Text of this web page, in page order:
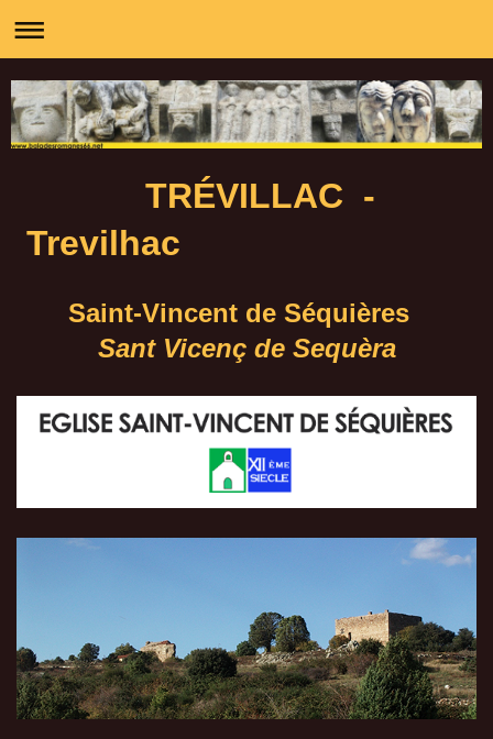
TRÉVILLAC -
Trevilhac
Saint-Vincent de Séquières
Sant Vicenç de Sequèra